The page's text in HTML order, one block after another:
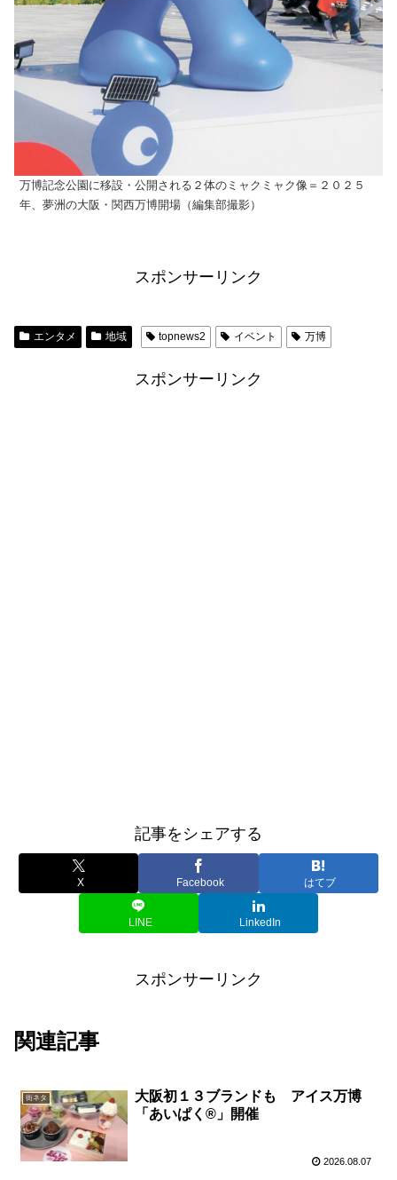
万博記念公園に移設・公開される２体のミャクミャク像＝２０２５
年、夢洲の大阪・関西万博開場（編集部撮影）
スポンサーリンク
エンタメ 地域 topnews2 イベント 万博
スポンサーリンク
記事をシェアする
X Facebook はてブ
LINE LinkedIn
スポンサーリンク
関連記事
街ネタ
大阪初１３ブランドも アイス万博
「あいぱく®」開催
2026.08.07